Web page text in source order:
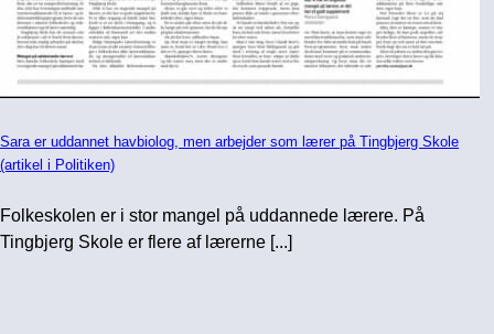
Sara er uddannet havbiolog, men arbejder som lærer på Tingbjerg Skole
(artikel i Politiken)
Folkeskolen er i stor mangel på uddannede lærere. På
Tingbjerg Skole er flere af lærerne [...]